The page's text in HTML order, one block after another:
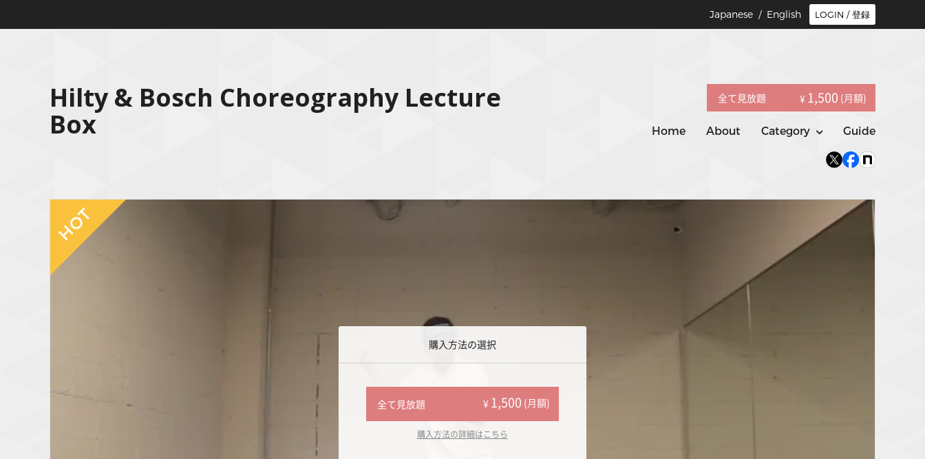
LOGIN / 登録
Japanese / English
Hilty & Bosch Choreography Lecture
Box
全て見放題 ¥ 1,500 (月額)
Home About Category Guide
購入方法の選択
全て見放題 ¥ 1,500 (月額)
購入方法の詳細はこちら